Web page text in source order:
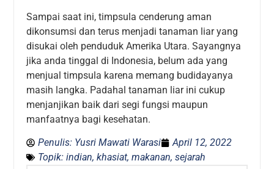
Sampai saat ini, timpsula cenderung aman
dikonsumsi dan terus menjadi tanaman liar yang
disukai oleh penduduk Amerika Utara. Sayangnya
jika anda tinggal di Indonesia, belum ada yang
menjual timpsula karena memang budidayanya
masih langka. Padahal tanaman liar ini cukup
menjanjikan baik dari segi fungsi maupun
manfaatnya bagi kesehatan.
Penulis: Yusri Mawati Warasi
April 12, 2022
Topik: indian,khasiat,makanan,sejarah